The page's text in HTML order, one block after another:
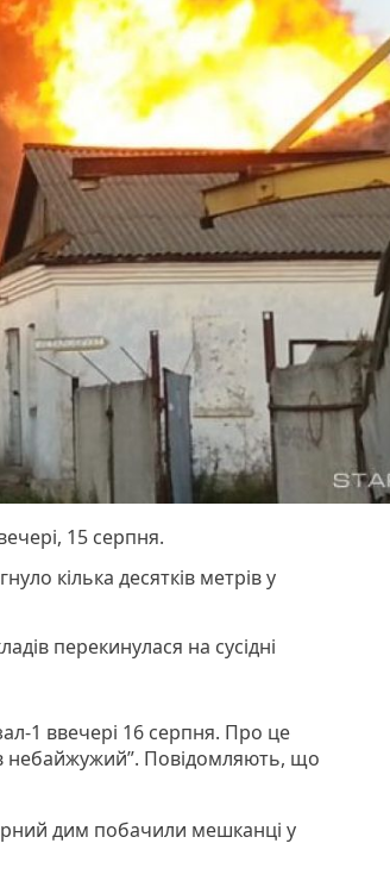
15 серпня.
кілька десятків метрів у
перекинулася на сусідні
1 ввечері 16 серпня. Про це
небайжужий”. Повідомляють, що
дим побачили мешканці у